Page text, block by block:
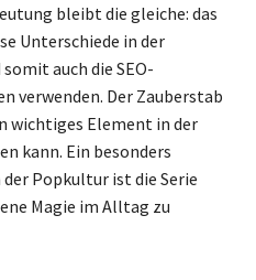
bleibt die gleiche: das
Unterschiede in der
auch die SEO-
verwenden. Der Zauberstab
wichtiges Element in der
kann. Ein besonders
Popkultur ist die Serie
Magie im Alltag zu